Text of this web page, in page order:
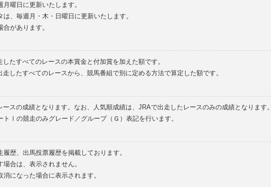
曜日に更新いたします。
、毎週月・木・日曜日に更新いたします。
があります。
たすべてのレースの本賞金と付加賞を加えた額です。
したすべてのレースから、競馬番組で別に定める方法で算定した額です。
スの成績となります。なお、人気順成績は、JRAで出走したレースのみの成績となります。
Ⅰの競走のみグレード／グループ（Ｇ）表記を行います。
歴、出馬投票履歴を掲載しております。
合は、表示されません。
になった場合に表示されます。